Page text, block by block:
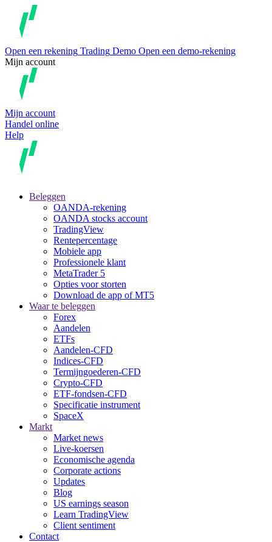
Open een rekening Trading Demo Open een demo-rekening
Mijn account
Mijn account
Handel online
Help
Beleggen
OANDA-rekening
OANDA stocks account
TradingView
Rentepercentage
Mobiele app
Professionele klant
MetaTrader 5
Opties voor storten
Download de app of MT5
Waar te beleggen
Forex
Aandelen
ETFs
Aandelen-CFD
Indices-CFD
Termijngoederen-CFD
Crypto-CFD
ETF-fondsen-CFD
Specificatie instrument
SpaceX
Markt
Market news
Live-koersen
Economische agenda
Corporate actions
Updates
Blog
US earnings season
Learn TradingView
Client sentiment
Contact